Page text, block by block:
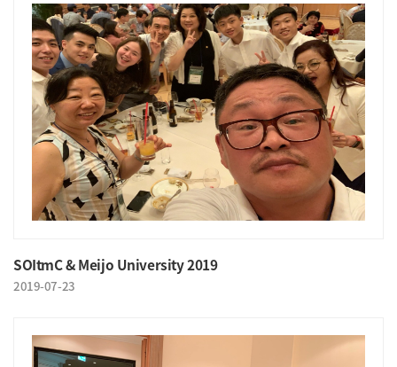
SOItmC & Meijo University 2019
2019-07-23